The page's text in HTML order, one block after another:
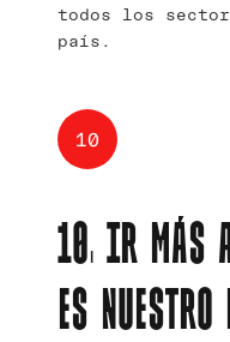
todos los
país.
10
10. IR MÁS
ES NUESTRO